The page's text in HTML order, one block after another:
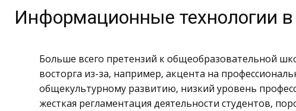
Информационные технологии в
Больше всего претензий к общеобразовательной
восторга из-за, например, акцента на
общекультурному развитию, низкий уровень
жесткая регламентация деятельности студентов,